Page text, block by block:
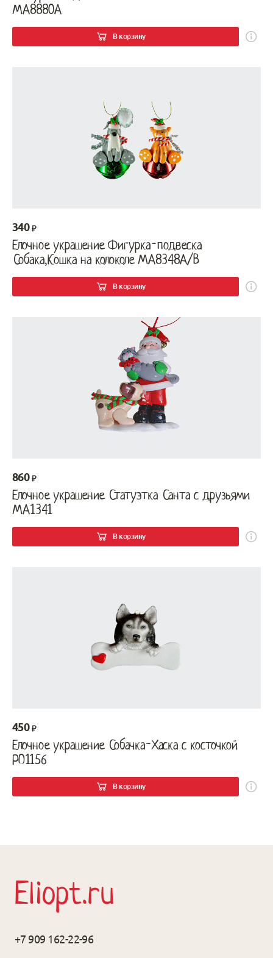
MA8880A
В корзину
340
Елочное украшение Фигурка-подвеска
Собака,Кошка на колоколе MA8348A/B
В корзину
860
Елочное украшение Статуэтка Санта с друзьями
MA1341
В корзину
450
Елочное украшение Собачка-Хаска с косточкой
PO1156
В корзину
Eliopt.ru
+7 909 162-22-96